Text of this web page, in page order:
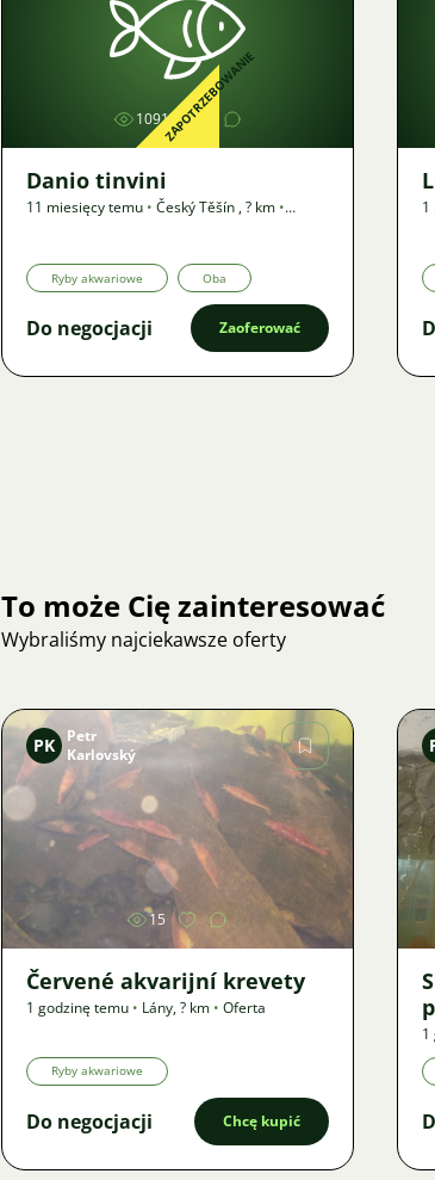
Zdjęcie
1091ZAPOTRZEBOWANIE
Danio tinvini
11 miesięcy temu • Český Těšín ,? km •
Ryby akwariowe Oba
Do negocjacji Zaoferować
1
To może Cię zainteresować
Wybraliśmy najciekawsze oferty
Zdjęcie
PK
Petr
Karlovský
15
Červené akvarijní krevety
1 godzinę temu • Lány,? km • Oferta
Ryby akwariowe
Do negocjacji Chcę kupić
1